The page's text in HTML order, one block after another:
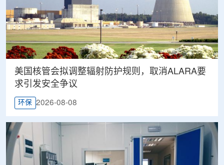
美国核管会拟调整辐射防护规则，取消ALARA要
求引发安全争议
环保 2026-08-08